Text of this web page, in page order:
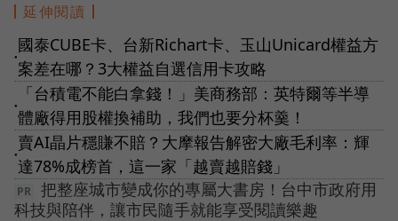
延伸閱讀
●
國泰CUBE卡、台新Richart卡、玉山Unicard權益方
案差在哪？3大權益自選信用卡攻略
●
「台積電不能白拿錢！」美商務部：英特爾等半導
體廠得用股權換補助，我們也要分杯羹！
●
賣AI晶片穩賺不賠？大摩報告解密大廠毛利率：輝
達78%成榜首，這一家「越賣越賠錢」
把整座城市變成你的專屬大書房！台中市政府用
科技與陪伴，讓市民隨手就能享受閱讀樂趣